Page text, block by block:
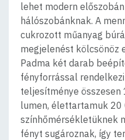
lehet modern
hálószobánknak. A
cukrozott műanyag
megjelenést kölcsönöz
Padma két darab
fényforrással
teljesítménye összesen
lumen, élettartamuk 20
színhőmérsékletüknek
fényt sugároznak, így